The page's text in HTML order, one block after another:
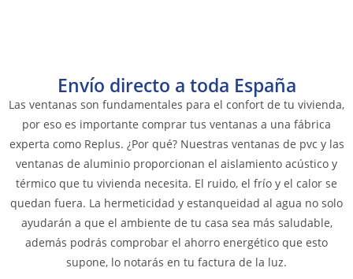
Envío directo a toda España
Las ventanas son fundamentales para el confort de tu vivienda,
por eso es importante comprar tus ventanas a una fábrica
experta como Replus. ¿Por qué? Nuestras ventanas de pvc y las
ventanas de aluminio proporcionan el aislamiento acústico y
térmico que tu vivienda necesita. El ruido, el frío y el calor se
quedan fuera. La hermeticidad y estanqueidad al agua no solo
ayudarán a que el ambiente de tu casa sea más saludable,
además podrás comprobar el ahorro energético que esto
supone, lo notarás en tu factura de la luz.